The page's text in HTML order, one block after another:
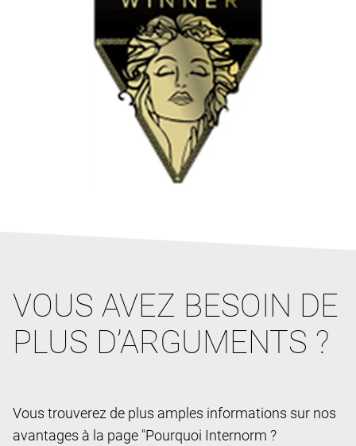
VOUS AVEZ BESOIN DE
PLUS D’ARGUMENTS ?
Vous trouverez de plus amples informations sur nos
avantages à la page "Pourquoi Internorm ?